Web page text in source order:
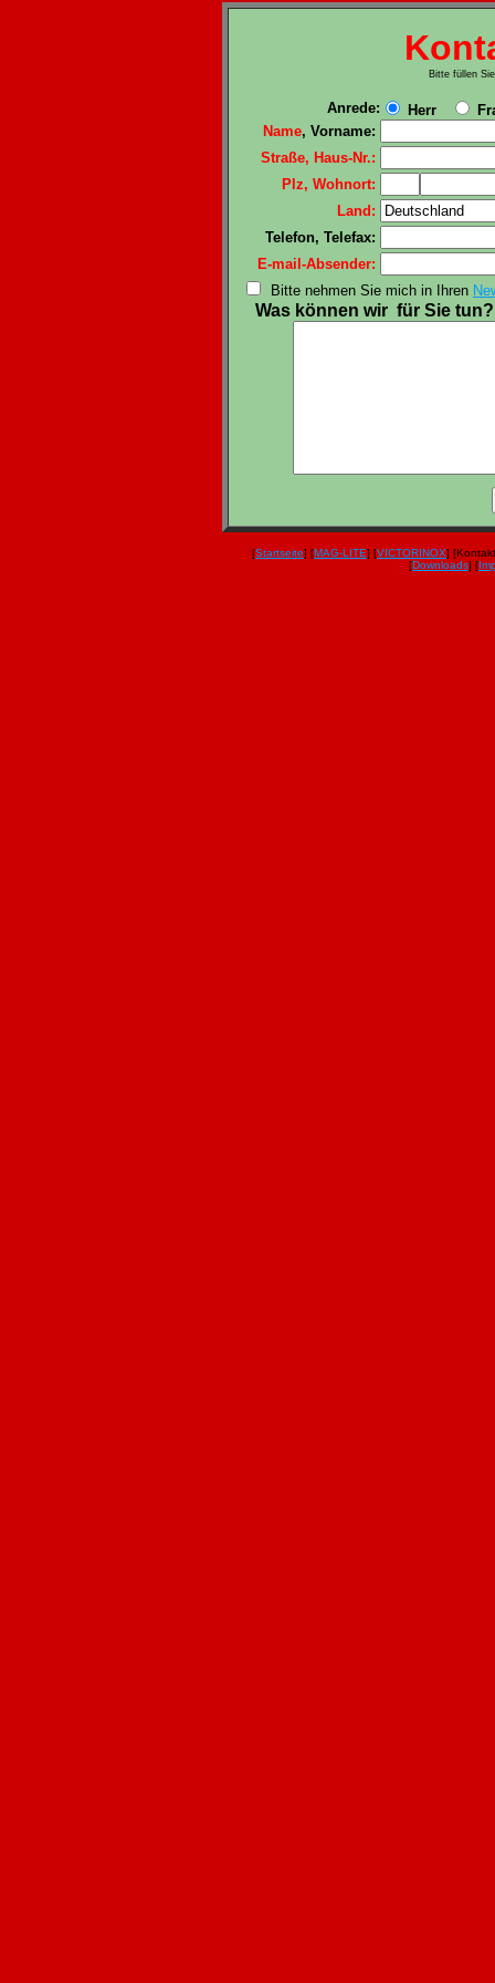
Bitte füllen
Anrede: Herr
Name, Vorname:
Straße, Haus-Nr.:
Plz, Wohnort:
Land:
Telefon, Telefax:
E-mail-Absender:
Bitte nehmen Sie mich in Ihren
Was können wir für Sie tun?
[Startseite] [MAG-LITE] [VICTORINOX]
[Downloads] [